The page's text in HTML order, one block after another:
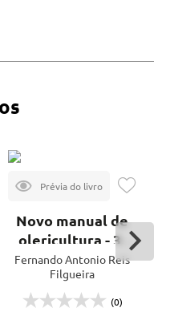
Novo manual de
olericultura - 3ª
ed.
Fernando Antonio Reis
Filgueira
(0)